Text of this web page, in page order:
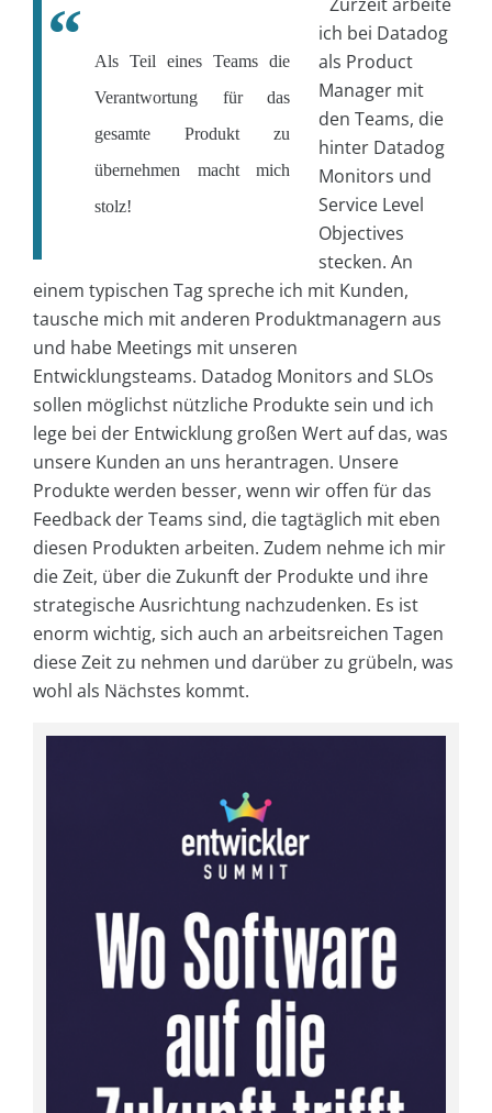
Als Teil eines Teams die
Verantwortung für das
gesamte Produkt zu
übernehmen macht mich
stolz!
ich bei Datadog
als Product
Manager mit
den Teams, die
hinter Datadog
Monitors und
Service Level
Objectives
stecken. An
einem typischen Tag spreche ich mit Kunden,
tausche mich mit anderen Produktmanagern aus
und habe Meetings mit unseren
Entwicklungsteams. Datadog Monitors and SLOs
sollen möglichst nützliche Produkte sein und ich
lege bei der Entwicklung großen Wert auf das, was
unsere Kunden an uns herantragen. Unsere
Produkte werden besser, wenn wir offen für das
Feedback der Teams sind, die tagtäglich mit eben
diesen Produkten arbeiten. Zudem nehme ich mir
die Zeit, über die Zukunft der Produkte und ihre
strategische Ausrichtung nachzudenken. Es ist
enorm wichtig, sich auch an arbeitsreichen Tagen
diese Zeit zu nehmen und darüber zu grübeln, was
wohl als Nächstes kommt.